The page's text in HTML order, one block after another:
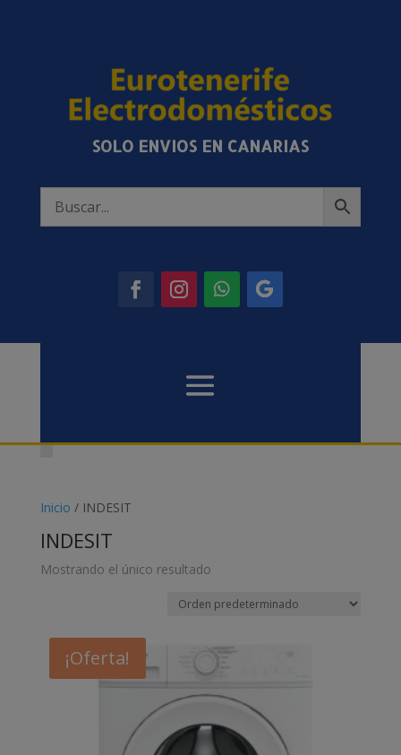
SOLO ENVIOS EN CANARIAS
Inicio / INDESIT
INDESIT
Mostrando el único resultado
¡Oferta!